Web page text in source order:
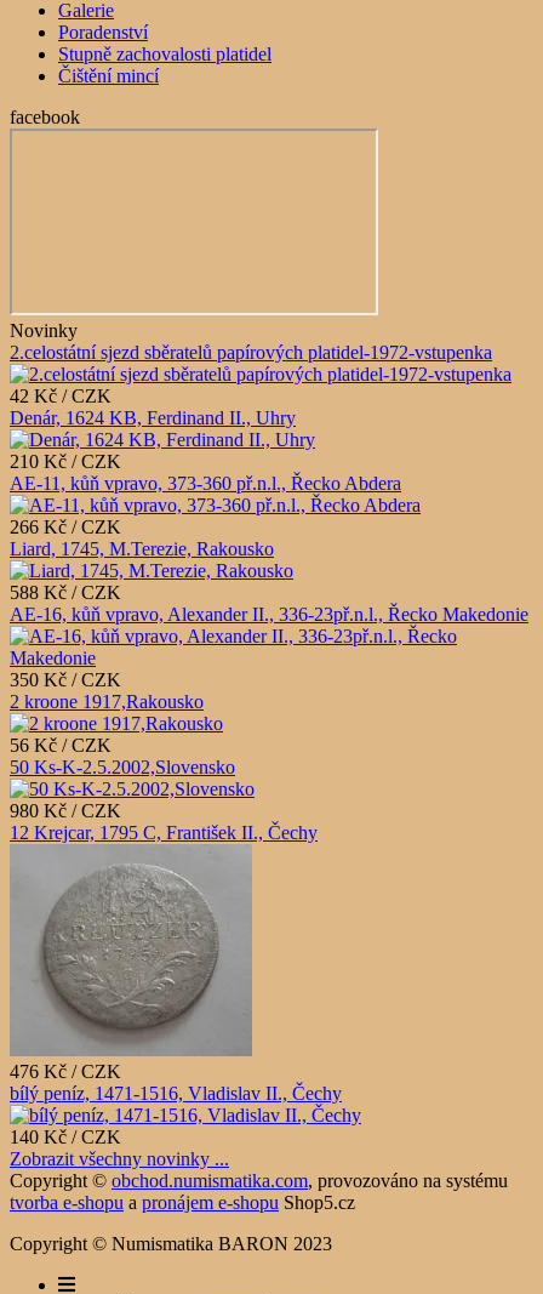
Galerie
Poradenství
Stupně zachovalosti platidel
Čištění mincí
facebook
Novinky
2.celostátní sjezd sběratelů papírových platidel-1972-vstupenka
42 Kč / CZK
Denár, 1624 KB, Ferdinand II., Uhry
210 Kč / CZK
AE-11, kůň vpravo, 373-360 př.n.l., Řecko Abdera
266 Kč / CZK
Liard, 1745, M.Terezie, Rakousko
588 Kč / CZK
AE-16, kůň vpravo, Alexander II., 336-23př.n.l., Řecko Makedonie
350 Kč / CZK
2 kroone 1917,Rakousko
56 Kč / CZK
50 Ks-K-2.5.2002,Slovensko
980 Kč / CZK
12 Krejcar, 1795 C, František II., Čechy
476 Kč / CZK
bílý peníz, 1471-1516, Vladislav II., Čechy
140 Kč / CZK
Zobrazit všechny novinky ...
Copyright © obchod.numismatika.com, provozováno na systému
tvorba e-shopu a pronájem e-shopu Shop5.cz
Copyright © Numismatika BARON 2023